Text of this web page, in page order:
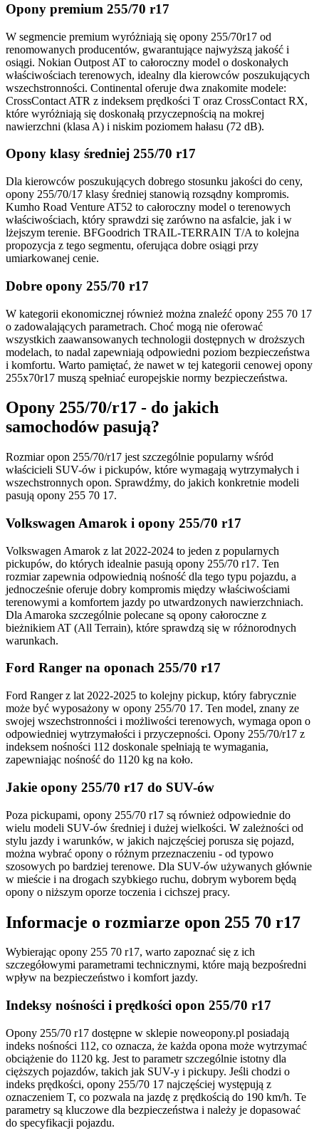
Opony premium 255/70 r17
W segmencie premium wyróżniają się opony 255/70r17 od
renomowanych producentów, gwarantujące najwyższą jakość i
osiągi. Nokian Outpost AT to całoroczny model o doskonałych
właściwościach terenowych, idealny dla kierowców poszukujących
wszechstronności. Continental oferuje dwa znakomite modele:
CrossContact ATR z indeksem prędkości T oraz CrossContact RX,
które wyróżniają się doskonałą przyczepnością na mokrej
nawierzchni (klasa A) i niskim poziomem hałasu (72 dB).
Opony klasy średniej 255/70 r17
Dla kierowców poszukujących dobrego stosunku jakości do ceny,
opony 255/70/17 klasy średniej stanowią rozsądny kompromis.
Kumho Road Venture AT52 to całoroczny model o terenowych
właściwościach, który sprawdzi się zarówno na asfalcie, jak i w
lżejszym terenie. BFGoodrich TRAIL-TERRAIN T/A to kolejna
propozycja z tego segmentu, oferująca dobre osiągi przy
umiarkowanej cenie.
Dobre opony 255/70 r17
W kategorii ekonomicznej również można znaleźć opony 255 70 17
o zadowalających parametrach. Choć mogą nie oferować
wszystkich zaawansowanych technologii dostępnych w droższych
modelach, to nadal zapewniają odpowiedni poziom bezpieczeństwa
i komfortu. Warto pamiętać, że nawet w tej kategorii cenowej opony
255x70r17 muszą spełniać europejskie normy bezpieczeństwa.
Opony 255/70/r17 - do jakich
samochodów pasują?
Rozmiar opon 255/70/r17 jest szczególnie popularny wśród
właścicieli SUV-ów i pickupów, które wymagają wytrzymałych i
wszechstronnych opon. Sprawdźmy, do jakich konkretnie modeli
pasują opony 255 70 17.
Volkswagen Amarok i opony 255/70 r17
Volkswagen Amarok z lat 2022-2024 to jeden z popularnych
pickupów, do których idealnie pasują opony 255/70 r17. Ten
rozmiar zapewnia odpowiednią nośność dla tego typu pojazdu, a
jednocześnie oferuje dobry kompromis między właściwościami
terenowymi a komfortem jazdy po utwardzonych nawierzchniach.
Dla Amaroka szczególnie polecane są opony całoroczne z
bieżnikiem AT (All Terrain), które sprawdzą się w różnorodnych
warunkach.
Ford Ranger na oponach 255/70 r17
Ford Ranger z lat 2022-2025 to kolejny pickup, który fabrycznie
może być wyposażony w opony 255/70 17. Ten model, znany ze
swojej wszechstronności i możliwości terenowych, wymaga opon o
odpowiedniej wytrzymałości i przyczepności. Opony 255/70/r17 z
indeksem nośności 112 doskonale spełniają te wymagania,
zapewniając nośność do 1120 kg na koło.
Jakie opony 255/70 r17 do SUV-ów
Poza pickupami, opony 255/70 r17 są również odpowiednie do
wielu modeli SUV-ów średniej i dużej wielkości. W zależności od
stylu jazdy i warunków, w jakich najczęściej porusza się pojazd,
można wybrać opony o różnym przeznaczeniu - od typowo
szosowych po bardziej terenowe. Dla SUV-ów używanych głównie
w mieście i na drogach szybkiego ruchu, dobrym wyborem będą
opony o niższym oporze toczenia i cichszej pracy.
Informacje o rozmiarze opon 255 70 r17
Wybierając opony 255 70 r17, warto zapoznać się z ich
szczegółowymi parametrami technicznymi, które mają bezpośredni
wpływ na bezpieczeństwo i komfort jazdy.
Indeksy nośności i prędkości opon 255/70 r17
Opony 255/70 r17 dostępne w sklepie noweopony.pl posiadają
indeks nośności 112, co oznacza, że każda opona może wytrzymać
obciążenie do 1120 kg. Jest to parametr szczególnie istotny dla
cięższych pojazdów, takich jak SUV-y i pickupy. Jeśli chodzi o
indeks prędkości, opony 255/70 17 najczęściej występują z
oznaczeniem T, co pozwala na jazdę z prędkością do 190 km/h. Te
parametry są kluczowe dla bezpieczeństwa i należy je dopasować
do specyfikacji pojazdu.